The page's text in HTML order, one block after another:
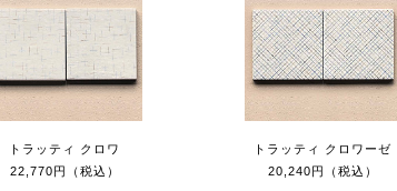
トラッティ クロワ
22,770円（税込）
トラッティ クロワーゼ
20,240円（税込）